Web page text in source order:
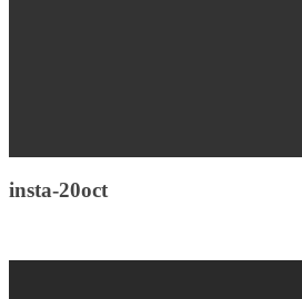
insta-20oct